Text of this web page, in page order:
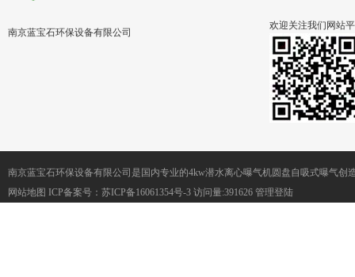
南京蓝宝石环保设备有限公司
欢迎关注我们网站
南京蓝宝石环保设备有限公司是国内专业的4kw潜水离心曝气机圆盘自吸式曝气创
网站地图 ICP备案号： 苏ICP备16061354号-3 访问量:391626 管理登陆